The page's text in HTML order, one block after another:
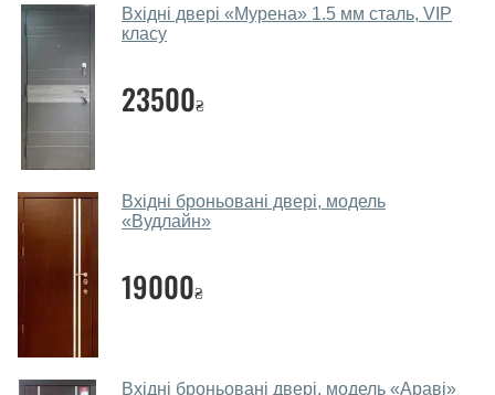
Які двері вхідні порадите?
параметрів, бюджету та інших факторів. Підбір
вхідних дверей проводиться індивідуально для
кожного відвідувача.
Так, робимо. Наші фахівці можуть зробити замір та
консультацію на виїзді. Кожен співробітник має із
собою каталоги кольорів та візерунків. Після виміру та
консультації Ви можете оформити заявку, не
відвідуючи наш офіс.
Вхідні двері «Мурена» 1.5 мм сталь, VIP
класу
23500₴
Вхідні броньовані двері, модель
«Вудлайн»
19000₴
Вхідні броньовані двері, модель «Араві»